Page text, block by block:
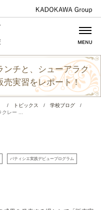
チと、シューアラク
売実習をレポート！
/ トピックス / 学校ブログ
/
レー ...
パティシエ実践デビュープログラム